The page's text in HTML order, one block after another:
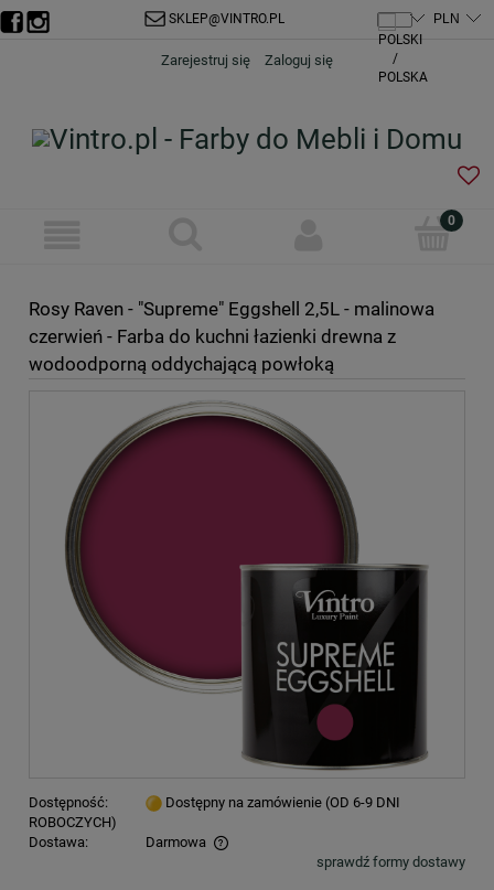
SKLEP@VINTRO.PL
Zarejestruj się Zaloguj się
Rosy Raven - "Supreme" Eggshell 2,5L - malinowa
czerwień - Farba do kuchni łazienki drewna z
wodoodporną oddychającą powłoką
Dostępność:
Dostępny na zamówienie (OD 6-9 DNI
ROBOCZYCH)
Dostawa:
Darmowa
Cena nie zawiera ewentualnych kosztów płatnościsprawdź formy dostawy